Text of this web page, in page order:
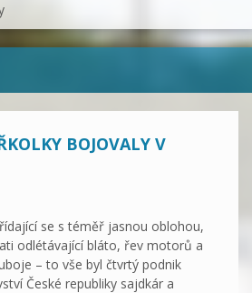
BOJOVALY V
se s téměř jasnou oblohou,
odlétávající bláto, řev motorů a
– to vše byl čtvrtý podnik
České republiky sajdkár a